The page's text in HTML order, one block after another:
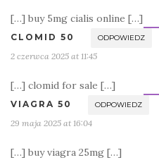
[…] buy 5mg cialis online […]
CLOMID 50 ODPOWIEDZ
2 czerwca 2025 at 11:45
[…] clomid for sale […]
VIAGRA 50 ODPOWIEDZ
29 maja 2025 at 16:04
[…] buy viagra 25mg […]